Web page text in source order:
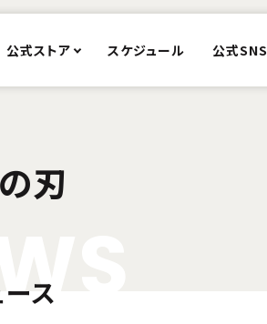
公式ストア スケジュール 公式SNS
刃
ス